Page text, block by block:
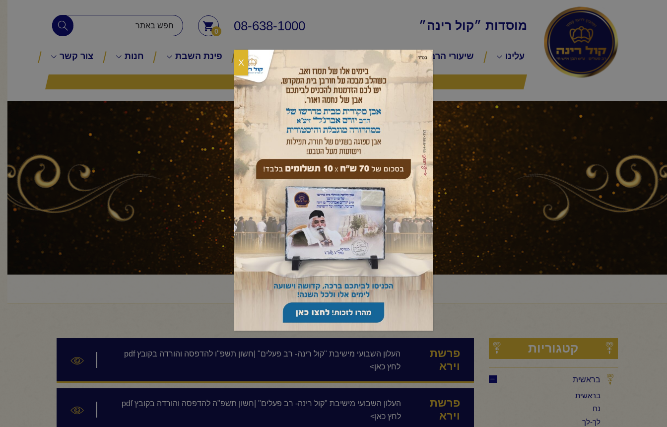
מוסדות ״קול רינה״ 08-638-1000
0
עלינו שיעורי הרב שיעורי החיד״א שאלות ותשובות פינת השבת חנות צור קשר
היה שותף
וירא
ראשי/עלון לשבת/בראשית /וירא
קטגוריות
בראשית
בראשית
נח
לך-לך
פרשת
וירא
העלון השבועי מישיבת "קול רינה- רב פעלים" |חשון תשפ"ו להדפסה והורדה בקובץ pdf
לחץ כאן>
פרשת
וירא
העלון השבועי מישיבת "קול רינה- רב פעלים" |חשון תשפ"ה להדפסה והורדה בקובץ pdf
לחץ כאן>
X